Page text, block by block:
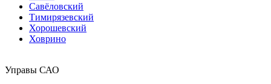
Савёловский
Тимирязевский
Хорошевский
Ховрино
Управы САО